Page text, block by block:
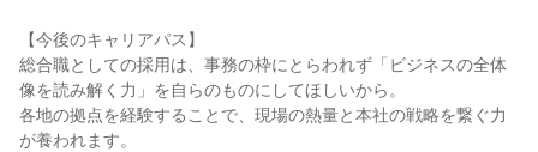
【今後のキャリアパス】
総合職としての採用は、事務の枠にとらわれず「ビジネスの全体
像を読み解く力」を自らのものにしてほしいから。
各地の拠点を経験することで、現場の熱量と本社の戦略を繋ぐ力
が養われます。